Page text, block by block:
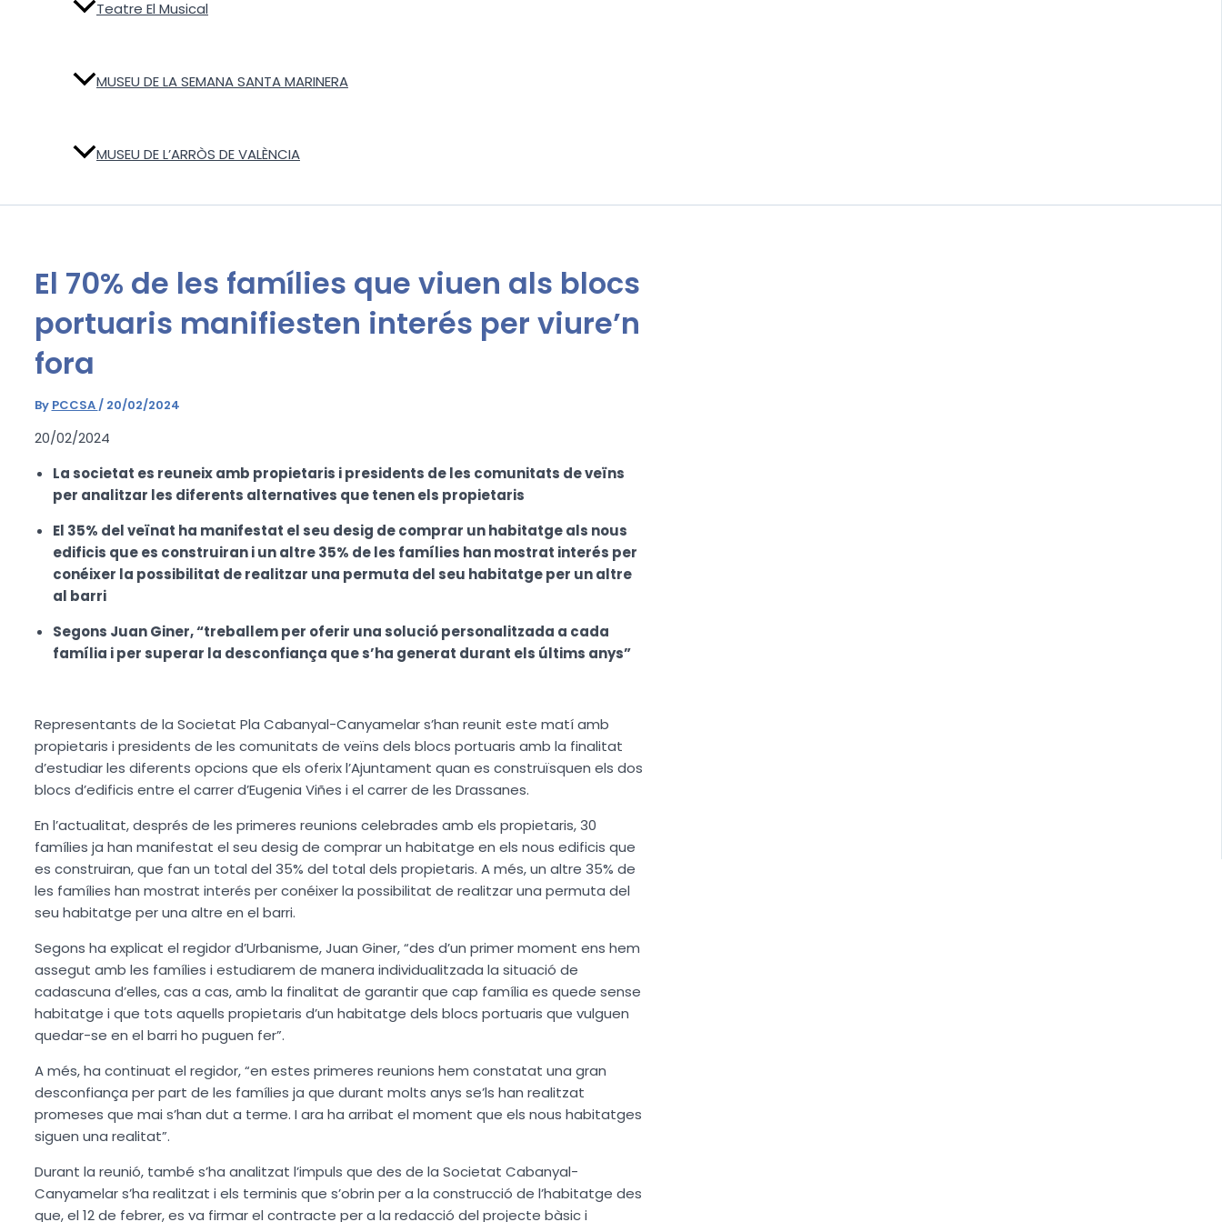
Teatre El Musical
MUSEU DE LA SEMANA SANTA MARINERA
MUSEU DE L’ARRÒS DE VALÈNCIA
El 70% de les famílies que viuen als blocs
portuaris manifiesten interés per viure’n
fora
By PCCSA / 20/02/2024
20/02/2024
La societat es reuneix amb propietaris i presidents de les comunitats de veïns
per analitzar les diferents alternatives que tenen els propietaris
El 35% del veïnat ha manifestat el seu desig de comprar un habitatge als nous
edificis que es construiran i un altre 35% de les famílies han mostrat interés per
conéixer la possibilitat de realitzar una permuta del seu habitatge per un altre
al barri
Segons Juan Giner, “treballem per oferir una solució personalitzada a cada
família i per superar la desconfiança que s’ha generat durant els últims anys”
Representants de la Societat Pla Cabanyal-Canyamelar s’han reunit este matí amb
propietaris i presidents de les comunitats de veïns dels blocs portuaris amb la finalitat
d’estudiar les diferents opcions que els oferix l’Ajuntament quan es construïsquen els dos
blocs d’edificis entre el carrer d’Eugenia Viñes i el carrer de les Drassanes.
En l’actualitat, després de les primeres reunions celebrades amb els propietaris, 30
famílies ja han manifestat el seu desig de comprar un habitatge en els nous edificis que
es construiran, que fan un total del 35% del total dels propietaris. A més, un altre 35% de
les famílies han mostrat interés per conéixer la possibilitat de realitzar una permuta del
seu habitatge per una altre en el barri.
Segons ha explicat el regidor d’Urbanisme, Juan Giner, “des d’un primer moment ens hem
assegut amb les famílies i estudiarem de manera individualitzada la situació de
cadascuna d’elles, cas a cas, amb la finalitat de garantir que cap família es quede sense
habitatge i que tots aquells propietaris d’un habitatge dels blocs portuaris que vulguen
quedar-se en el barri ho puguen fer”.
A més, ha continuat el regidor, “en estes primeres reunions hem constatat una gran
desconfiança per part de les famílies ja que durant molts anys se’ls han realitzat
promeses que mai s’han dut a terme. I ara ha arribat el moment que els nous habitatges
siguen una realitat”.
Durant la reunió, també s’ha analitzat l’impuls que des de la Societat Cabanyal-
Canyamelar s’ha realitzat i els terminis que s’obrin per a la construcció de l’habitatge des
que, el 12 de febrer, es va firmar el contracte per a la redacció del projecte bàsic i